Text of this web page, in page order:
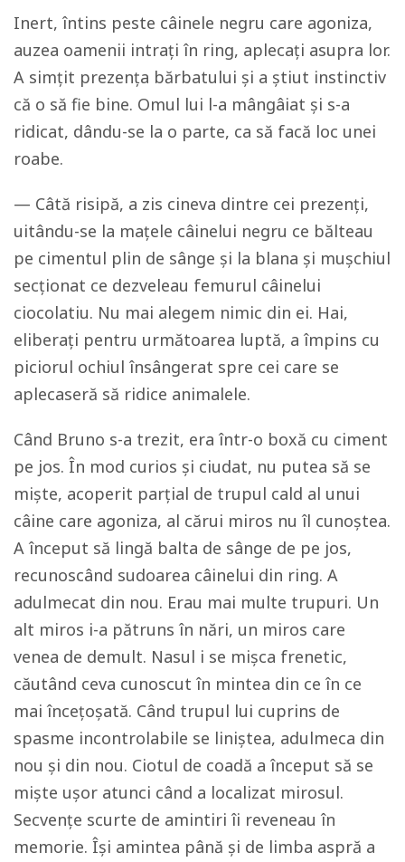
Inert, întins peste câinele negru care agoniza,
auzea oamenii intrați în ring, aplecați asupra lor.
A simțit prezența bărbatului și a știut instinctiv
că o să fie bine. Omul lui l-a mângâiat și s-a
ridicat, dându-se la o parte, ca să facă loc unei
roabe.
— Câtă risipă, a zis cineva dintre cei prezenți,
uitându-se la mațele câinelui negru ce bălteau
pe cimentul plin de sânge și la blana și mușchiul
secționat ce dezveleau femurul câinelui
ciocolatiu. Nu mai alegem nimic din ei. Hai,
eliberați pentru următoarea luptă, a împins cu
piciorul ochiul însângerat spre cei care se
aplecaseră să ridice animalele.
Când Bruno s-a trezit, era într-o boxă cu ciment
pe jos. În mod curios și ciudat, nu putea să se
miște, acoperit parțial de trupul cald al unui
câine care agoniza, al cărui miros nu îl cunoștea.
A început să lingă balta de sânge de pe jos,
recunoscând sudoarea câinelui din ring. A
adulmecat din nou. Erau mai multe trupuri. Un
alt miros i-a pătruns în nări, un miros care
venea de demult. Nasul i se mișca frenetic,
căutând ceva cunoscut în mintea din ce în ce
mai încețoșată. Când trupul lui cuprins de
spasme incontrolabile se liniștea, adulmeca din
nou și din nou. Ciotul de coadă a început să se
miște ușor atunci când a localizat mirosul.
Secvențe scurte de amintiri îi reveneau în
memorie. Își amintea până și de limba aspră a